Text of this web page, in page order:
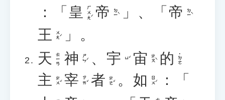
：「 皇 ㄏㄨㄤˊ 帝 ㄉㄧˋ 」、「 帝 ㄉㄧˋ
王 ㄨㄤˊ
」。
天 ㄊㄧㄢ 神 ㄕㄣˊ 、 宇 ㄩˇ 宙 ㄓㄡˋ 的 ˙ㄉㄜ
主 ㄓㄨˇ 宰 ㄗㄞˇ 者 ㄓㄜˇ 。 如 ㄖㄨˊ
：「